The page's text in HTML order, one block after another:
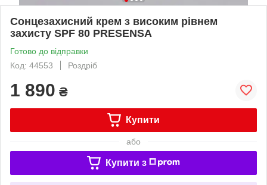
Сонцезахисний крем з високим рівнем
захисту SPF 80 PRESENSA
Готово до відправки
Код: 44553
Роздріб
1 890 ₴
Купити
або
Купити з